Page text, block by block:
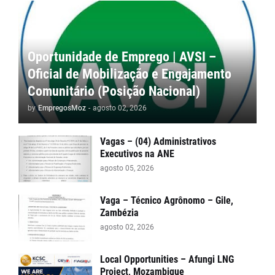
Oportunidade de Emprego | AVSI –
Oficial de Mobilização e Engajamento
Comunitário (Posição Nacional)
by EmpregosMoz - agosto 02, 2026
Vagas – (04) Administrativos
Executivos na ANE
agosto 05, 2026
Vaga – Técnico Agrônomo – Gile,
Zambézia
agosto 02, 2026
Local Opportunities – Afungi LNG
Project, Mozambique